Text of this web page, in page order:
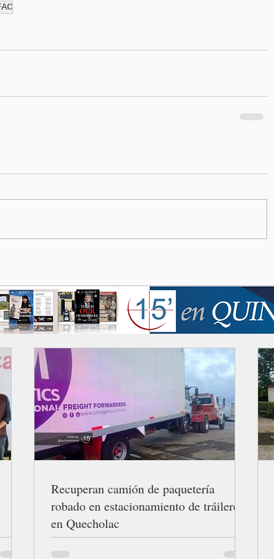
Recuperan camión de paquetería
robado en estacionamiento de tráileres
en Quecholac